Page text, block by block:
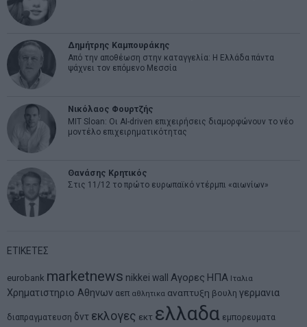
Δημήτρης Καμπουράκης
Από την αποθέωση στην καταγγελία: Η Ελλάδα πάντα
ψάχνει τον επόμενο Μεσσία
Νικόλαος Φουρτζής
MIT Sloan: Οι AI-driven επιχειρήσεις διαμορφώνουν το νέο
μοντέλο επιχειρηματικότητας
Θανάσης Κρητικός
Στις 11/12 το πρώτο ευρωπαϊκό ντέρμπι «αιωνίων»
ΕΤΙΚΕΤΕΣ
eurobank marketnews nikkei wall Αγορες ΗΠΑ Ιταλια
Χρηματιστηριο Αθηνων αεπ αθλητικα αναπτυξη βουλη γερμανια
διαπραγματευση δντ εκλογες εκτ ελλαδα εμπορευματα